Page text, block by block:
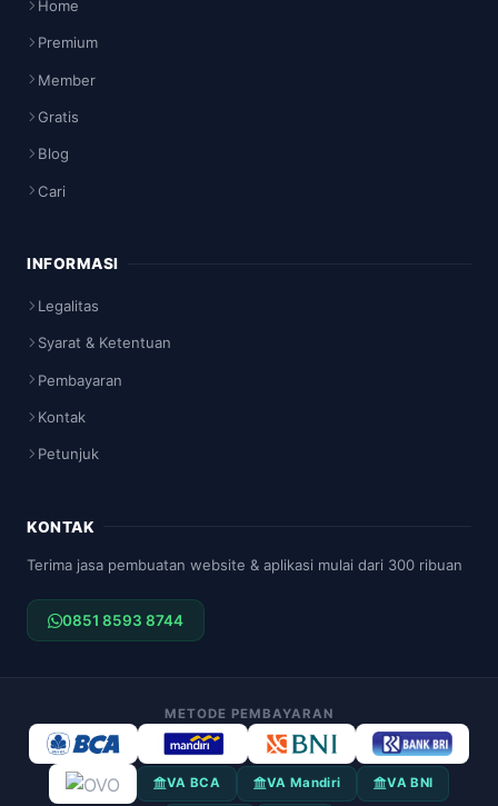
Home
Premium
Member
Gratis
Blog
Cari
INFORMASI
Legalitas
Syarat & Ketentuan
Pembayaran
Kontak
Petunjuk
KONTAK
Terima jasa pembuatan website & aplikasi mulai dari 300 ribuan
0851 8593 8744
METODE PEMBAYARAN
VA BCA VA Mandiri VA BNI